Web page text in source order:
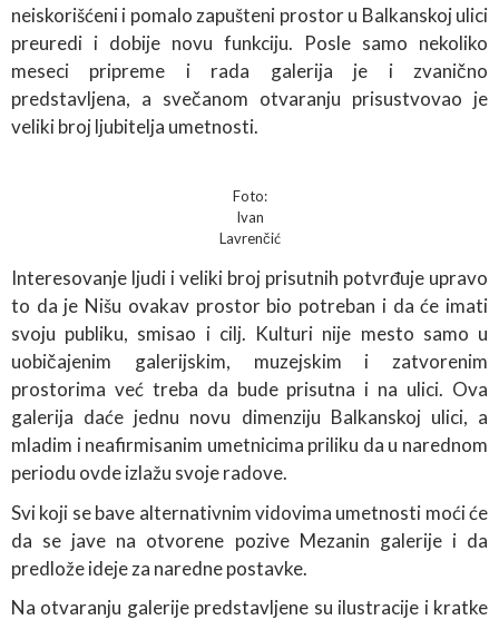
neiskorišćeni i pomalo zapušteni prostor u Balkanskoj ulici
preuredi i dobije novu funkciju. Posle samo nekoliko
meseci pripreme i rada galerija je i zvanično
predstavljena, a svečanom otvaranju prisustvovao je
veliki broj ljubitelja umetnosti.
Foto:
Ivan
Lavrenčić
Interesovanje ljudi i veliki broj prisutnih potvrđuje upravo
to da je Nišu ovakav prostor bio potreban i da će imati
svoju publiku, smisao i cilj. Kulturi nije mesto samo u
uobičajenim galerijskim, muzejskim i zatvorenim
prostorima već treba da bude prisutna i na ulici. Ova
galerija daće jednu novu dimenziju Balkanskoj ulici, a
mladim i neafirmisanim umetnicima priliku da u narednom
periodu ovde izlažu svoje radove.
Svi koji se bave alternativnim vidovima umetnosti moći će
da se jave na otvorene pozive Mezanin galerije i da
predlože ideje za naredne postavke.
Na otvaranju galerije predstavljene su ilustracije i kratke